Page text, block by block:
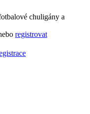
chuligány a
registrovat